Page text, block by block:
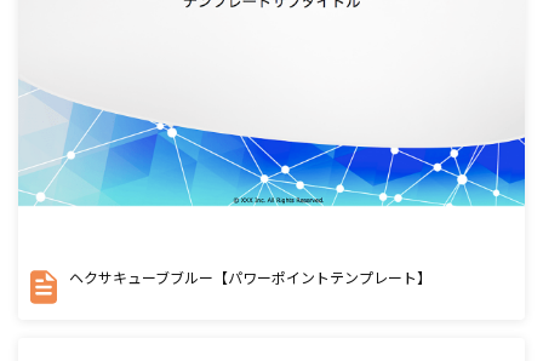
ヘクサキューブブルー【パワーポイントテンプレート】